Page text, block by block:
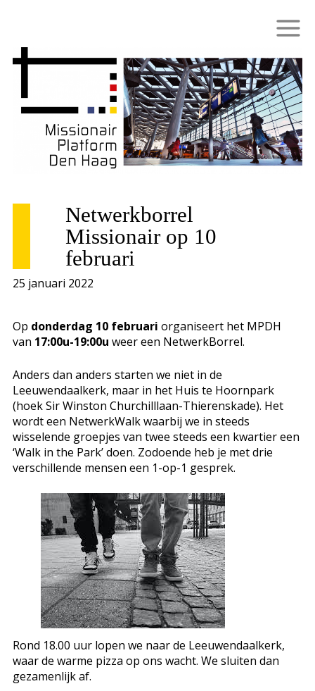
Netwerkborrel
Missionair op 10
februari
25 januari 2022
Op donderdag 10 februari organiseert het MPDH
van 17:00u-19:00u weer een NetwerkBorrel.
Anders dan anders starten we niet in de
Leeuwendaalkerk, maar in het Huis te Hoornpark
(hoek Sir Winston Churchilllaan-Thierenskade). Het
wordt een NetwerkWalk waarbij we in steeds
wisselende groepjes van twee steeds een kwartier een
‘Walk in the Park’ doen. Zodoende heb je met drie
verschillende mensen een 1-op-1 gesprek.
Rond 18.00 uur lopen we naar de Leeuwendaalkerk,
waar de warme pizza op ons wacht. We sluiten dan
gezamenlijk af.